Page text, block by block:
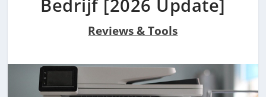
Bedrijf [2026 Update]
Reviews & Tools